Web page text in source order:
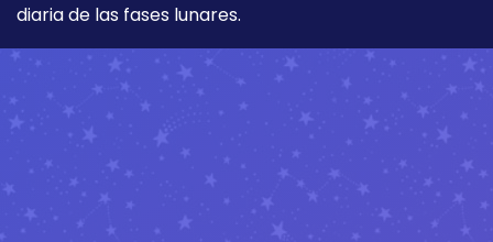
diaria de las fases lunares.